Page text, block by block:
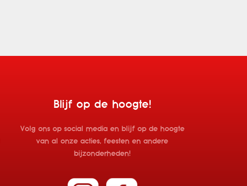
Blijf op de hoogte!
Volg ons op social media en blijf op de hoogte
van al onze acties, feesten en andere
bijzonderheden!